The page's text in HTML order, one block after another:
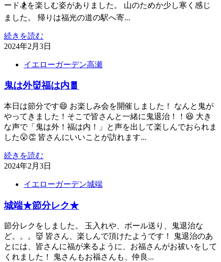
ード🏂を楽しむ姿がありました。 山のためか少し寒く感じ
ました。 帰りは福光の道の駅へ寄...
続きを読む
2024年2月3日
イエローガーデン高瀬
鬼は外👹福は内🧧
本日は節分です😄 お楽しみ会を開催しました！ なんと鬼が
やってきました！そこで皆さんと一緒に鬼退治！！😆 大き
な声で「鬼は外！福は内！」と声を出して楽しんでおられま
した😮👏 皆さんにいいことが訪れます...
続きを読む
2024年2月3日
イエローガーデン城端
城端★節分レク★
節分レクをしました。 玉入れや、ボール送り、鬼退治な
ど。。。👹 皆さん、楽しんで頂けたようです！ 鬼退治のあ
とには、皆さんに福が来るように、お福さんがお祓いをして
くれました！ 鬼さんもお福さんも、仲良...